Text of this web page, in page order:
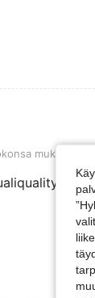
mukainen, Väri:
mukainen
I